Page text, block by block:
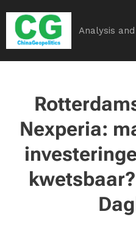
Analysis
Nexperia: